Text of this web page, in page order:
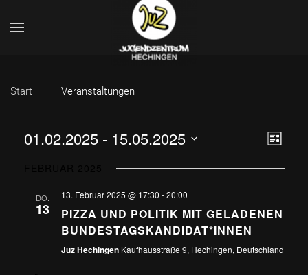
Start Veranstaltungen
Liste
01.02.2025 - 15.05.2025
DO.
13
13. Februar 2025 @ 17:30 -20:00
PIZZA UND POLITIK MIT GELADENEN
BUNDESTAGSKANDIDAT*INNEN
Juz Hechingen Kaufhausstraße 9, Hechingen, Deutschland